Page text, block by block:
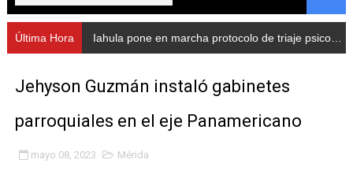
Balance semestral impulsa inclusión y atención a
Plan Vacacional Comunitario “Ríe 2026” recorre las
Alcaldía del Municipio Libertador realizó una jornada
Fundacite Mérida dicta taller gratuito de electrónica
INN-Mérida celebró el Lacto grado para promover el
Última Hora Iahula pone en marcha protocolo de triaje psicosocial para atender a rescatistas
Jehyson Guzmán instaló gabinetes
parroquiales en el eje Panamericano
mayo 08, 2023 Mérida